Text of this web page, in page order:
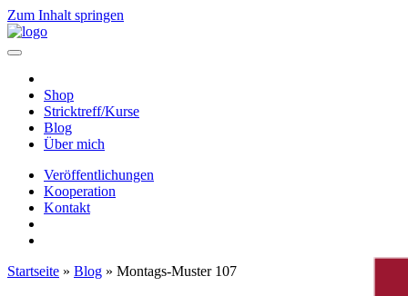
Zum Inhalt springen
Hauptnavigation
Shop
Stricktreff/Kurse
Blog
Über mich
Veröffentlichungen
Kooperation
Kontakt
Startseite » Blog » Montags-Muster 107